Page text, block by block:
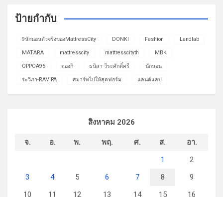
ป้ายกำกับ
9นักนอนตัวจริงของMattressCity DONKI Fashion Landlab
MATARA mattresscity mattresscityth MBK
OPPOA95 ดองกิ ธนิสา วีระศักดิ์ศรี นักนอน
ระวิภา-RAVIPA สมาร์ทไปให้สุดฟอร์ม แลนด์แลป
สิงหาคม 2026
จ. อ. พ. พฤ. ศ. ส.
อา.
1
2
3
4 5 6 7 8
9
10
11 12 13 14 15
16